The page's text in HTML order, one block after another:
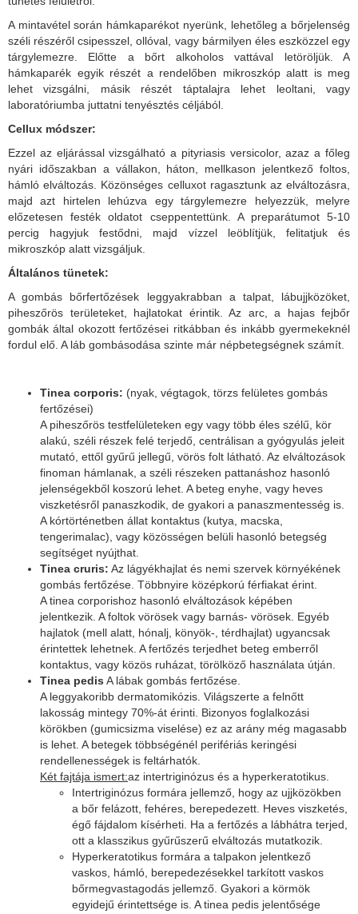
A mintavétel során hámkaparékot nyerünk, lehetőleg a bőrjelenség
széli részéről csipesszel, ollóval, vagy bármilyen éles eszközzel egy
tárgylemezre. Előtte a bőrt alkoholos vattával letöröljük. A
hámkaparék egyik részét a rendelőben mikroszkóp alatt is meg
lehet vizsgálni, másik részét táptalajra lehet leoltani, vagy
laboratóriumba juttatni tenyésztés céljából.
Cellux módszer:
Ezzel az eljárással vizsgálható a pityriasis versicolor, azaz a főleg
nyári időszakban a vállakon, háton, mellkason jelentkező foltos,
hámló elváltozás. Közönséges celluxot ragasztunk az elváltozásra,
majd azt hirtelen lehúzva egy tárgylemezre helyezzük, melyre
előzetesen festék oldatot cseppentettünk. A preparátumot 5-10
percig hagyjuk festődni, majd vízzel leöblítjük, felitatjuk és
mikroszkóp alatt vizsgáljuk.
Általános tünetek:
A gombás bőrfertőzések leggyakrabban a talpat, lábujjközöket,
piheszőrös területeket, hajlatokat érintik. Az arc, a hajas fejbőr
gombák által okozott fertőzései ritkábban és inkább gyermekeknél
fordul elő. A láb gombásodása szinte már népbetegségnek számít.
Tinea corporis: (nyak, végtagok, törzs felületes gombás
fertőzései)
A piheszőrös testfelületeken egy vagy több éles szélű, kör
alakú, széli részek felé terjedő, centrálisan a gyógyulás jeleit
mutató, ettől gyűrű jellegű, vörös folt látható. Az elváltozások
finoman hámlanak, a széli részeken pattanáshoz hasonló
jelenségekből koszorú lehet. A beteg enyhe, vagy heves
viszketésről panaszkodik, de gyakori a panaszmentesség is.
A kórtörténetben állat kontaktus (kutya, macska,
tengerimalac), vagy közösségen belüli hasonló betegség
segítséget nyújthat.
Tinea cruris: Az lágyékhajlat és nemi szervek környékének
gombás fertőzése. Többnyire középkorú férfiakat érint.
A tinea corporishoz hasonló elváltozások képében
jelentkezik. A foltok vörösek vagy barnás- vörösek. Egyéb
hajlatok (mell alatt, hónalj, könyök-, térdhajlat) ugyancsak
érintettek lehetnek. A fertőzés terjedhet beteg emberről
kontaktus, vagy közös ruházat, törölköző használata útján.
Tinea pedis A lábak gombás fertőzése.
A leggyakoribb dermatomikózis. Világszerte a felnőtt
lakosság mintegy 70%-át érinti. Bizonyos foglalkozási
körökben (gumicsizma viselése) ez az arány még magasabb
is lehet. A betegek többségénél perifériás keringési
rendellenességek is feltárhatók.
Két fajtája ismert:az intertriginózus és a hyperkeratotikus.
Intertriginózus formára jellemző, hogy az ujjközökben
a bőr felázott, fehéres, berepedezett. Heves viszketés,
égő fájdalom kísérheti. Ha a fertőzés a lábhátra terjed,
ott a klasszikus gyűrűszerű elváltozás mutatkozik.
Hyperkeratotikus formára a talpakon jelentkező
vaskos, hámló, berepedezésekkel tarkított vaskos
bőrmegvastagodás jellemző. Gyakori a körmök
egyidejű érintettsége is. A tinea pedis jelentősége